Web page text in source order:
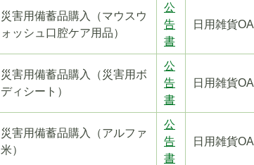
災害用備蓄品購入（マウスウ
ォッシュ口腔ケア用品）
公
告
書
日用雑貨OA
災害用備蓄品購入（災害用ボ
ディシート）
公
告
書
日用雑貨OA
災害用備蓄品購入（アルファ
米）
公
告
書
日用雑貨OA